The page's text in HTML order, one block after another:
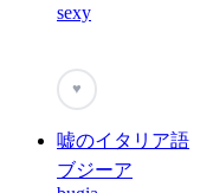
sexy
♥
嘘のイタリア語
ブジーア